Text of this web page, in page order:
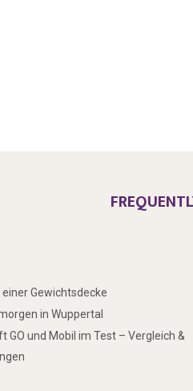
Gewichtsdecke
in Wuppertal
GO und Mobil im Test – Vergleich &